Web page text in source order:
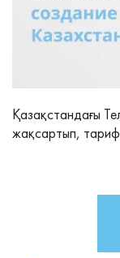
Қазақстандағы
жақсартып,